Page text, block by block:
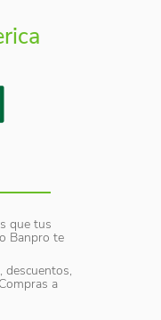
que tus
Banpro te
descuentos,
a